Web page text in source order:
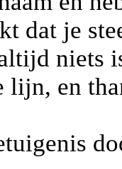
dat je
niets
lijn, en